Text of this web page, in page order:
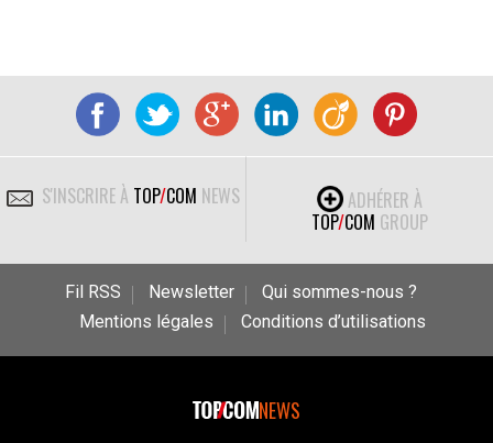
S'INSCRIRE À TOP/COM NEWS
ADHÉRER À
TOP/COM GROUP
Fil RSS Newsletter
Qui sommes-nous ?
Mentions légales
Conditions d’utilisations
NEWS